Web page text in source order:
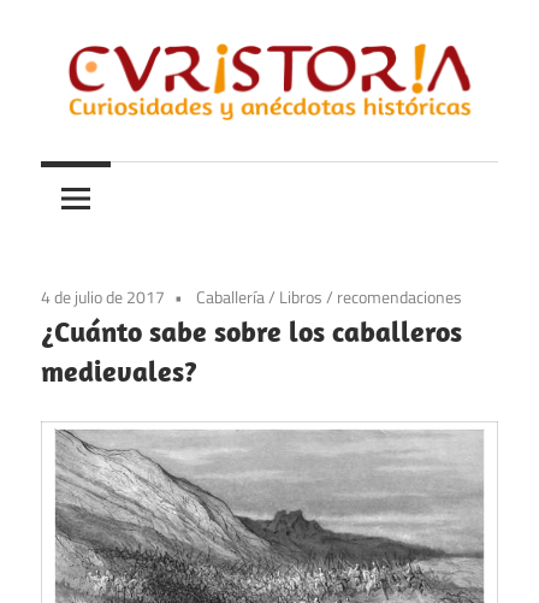
contenido
Curistoria
y
anécdotas
historia
4 de julio de 2017 Caballería/ Libros/ recomendaciones
¿Cuánto sabe sobre los caballeros
medievales?